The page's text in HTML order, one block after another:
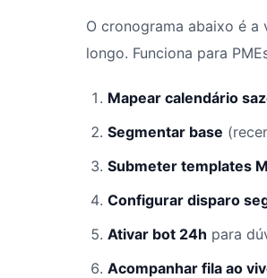
O cronograma abaixo é
longo. Funciona para
Mapear calendário
Segmentar base
Submeter templates
Configurar disparo
Ativar bot 24h para
Acompanhar fila ao